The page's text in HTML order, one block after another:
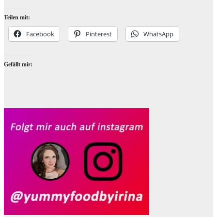
Teilen mit:
Facebook Pinterest WhatsApp
Gefällt mir: